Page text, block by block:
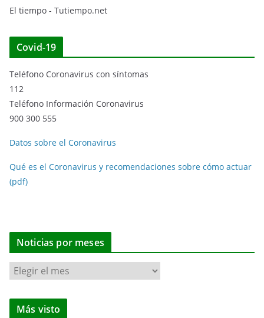
El tiempo - Tutiempo.net
Covid-19
Teléfono Coronavirus con síntomas
112
Teléfono Información Coronavirus
900 300 555
Datos sobre el Coronavirus
Qué es el Coronavirus y recomendaciones sobre cómo actuar
(pdf)
Noticias por meses
N
o
t
Más visto